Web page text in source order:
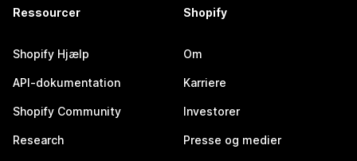
Ressourcer
Shopify Hjælp
API-dokumentation
Shopify Community
Research
Shopify
Om
Karriere
Investorer
Presse og medier